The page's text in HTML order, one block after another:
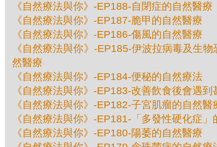
《自然療法與你》-EP188-自閉症的自然醫療
《自然療法與你》-EP187-脆甲的自然醫療
《自然療法與你》-EP186-傷風的自然醫療
《自然療法與你》-EP185-伊波拉病毒及生
然醫療
《自然療法與你》-EP184-便秘的自然療法
《自然療法與你》-EP183-改善飲食後會遇到
《自然療法與你》-EP182-子宮肌瘤的自然醫
《自然療法與你》-EP181-「多發性硬化症」
《自然療法與你》-EP180-陽萎的自然醫療